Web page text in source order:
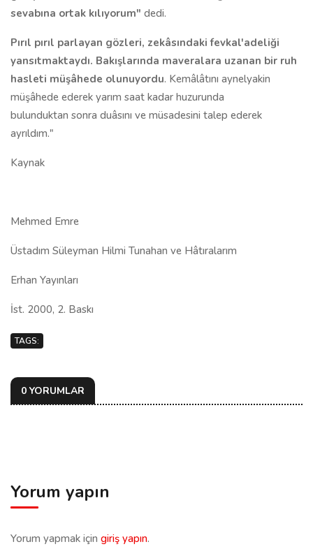
sevabına ortak kılıyorum" dedi.
Pırıl pırıl parlayan gözleri, zekâsındaki fevkal'adeliği
yansıtmaktaydı. Bakışlarında maveralara uzanan bir ruh
hasleti müşâhede olunuyordu. Kemâlâtını aynelyakin
müşâhede ederek yarım saat kadar huzurunda
bulunduktan sonra duâsını ve müsadesini talep ederek
ayrıldım."
Kaynak
Mehmed Emre
Üstadım Süleyman Hilmi Tunahan ve Hâtıralarım
Erhan Yayınları
İst. 2000, 2. Baskı
TAGS:
0 YORUMLAR
Yorum yapın
Yorum yapmak için giriş yapın.